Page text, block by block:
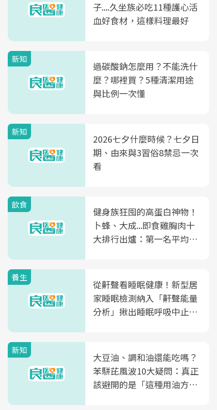
子....久坐族必吃11種護心活
血好食材，這樣料理最好
新知
過碳酸鈉怎麼用？不能洗什
麼？哪裡買？5種清潔用途
與比例一次懂
新知
2026七夕什麼時候？七夕日
期、由來與3習俗8禁忌一次
看
飲食
健身族狂囤的高蛋白神物！
卜蜂、大成...即食雞胸肉十
大排行出爐：第一名平均一
養生
從鼾聲看睡眠健康！新型居
家睡眠檢測納入「鼾聲能量
分析」揪出睡眠呼吸中止症
新知
大豆油、調和油還能吃嗎？
苯駢芘風波10大疑問：真正
該避開的是「這種用油方